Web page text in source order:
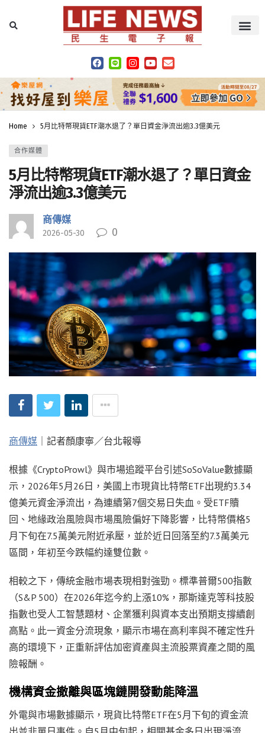
Home 5月比特幣現貨ETF潮水退了？單日資金淨流出逾3.3億美元
合作媒體
5月比特幣現貨ETF潮水退了？單日資金
淨流出逾3.3億美元
商傳媒
2026-05-30 0
商傳媒 ｜記者顏康寧／台北報導
根據《CryptoProwl》與市場追蹤平台引述SoSoValue數據顯
示，2026年5月26日，美國上市現貨比特幣ETF出現約3.34
億美元資金淨流出，為連續第7個交易日失血。受ETF贖
回、地緣政治風險與市場風險偏好下降影響，比特幣價格5
月下旬在7.5萬美元附近承壓，並於近日回落至約7.3萬美元
區間，年初至今跌幅約達雙位數。
相較之下，傳統金融市場表現相對強勁。標準普爾500指數
（S&P 500）在2026年迄今約上漲10%，那斯達克等科技股
指數也受人工智慧題材、企業獲利與資本支出預期支撐續創
高點。此一資金分流現象，顯示市場在高利率與不確定性升
高的環境下，正重新評估加密資產與主流股票資產之間的風
險報酬。
機構資金撤離與區塊鏈開發動能降溫
外電與市場數據顯示，現貨比特幣ETF在5月下旬的資金流